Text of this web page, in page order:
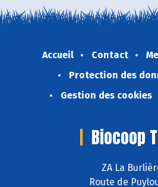
Accueil Contact
Protection des
Gestion des cookies
Biocoop
ZA La
Route de